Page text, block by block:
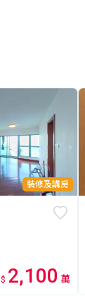
裝修及講房
$ 2,100 萬